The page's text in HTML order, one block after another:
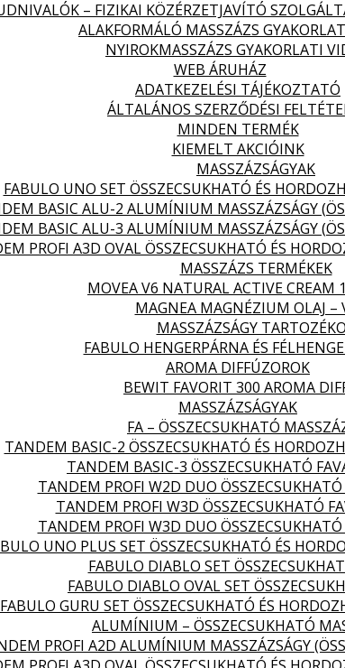
– FIZIKAI KÖZÉRZETJAVÍTÓ
ALAKFORMÁLÓ MASSZÁZS
NYIROKMASSZÁZS GYAKORLATI
WEB ÁRUHÁZ
ADATKEZELÉSI TÁJÉKOZTATÓ
ÁLTALÁNOS SZERZŐDÉSI
MINDEN TERMÉK
KIEMELT AKCIÓINK
MASSZÁZSÁGYAK
FABULO UNO SET ÖSSZECSUKHATÓ ÉS
BASIC ALU-2 ALUMÍNIUM MASSZÁZSÁGY
BASIC ALU-3 ALUMÍNIUM MASSZÁZSÁGY
PROFI A3D OVAL ÖSSZECSUKHATÓ ÉS
MASSZÁZS TERMÉKEK
MOVEA V6 NATURAL ACTIVE CREAM
MAGNEA MAGNÉZIUM OLAJ –
MASSZÁZSÁGY
FABULO HENGERPÁRNA ÉS
AROMA DIFFÚZOROK
BEWIT FAVORIT 300 AROMA
MASSZÁZSÁGYAK
FA – ÖSSZECSUKHATÓ
TANDEM BASIC-2 ÖSSZECSUKHATÓ ÉS
TANDEM BASIC-3 ÖSSZECSUKHATÓ
TANDEM PROFI W2D DUO ÖSSZECSUKHATÓ
TANDEM PROFI W3D ÖSSZECSUKHATÓ
TANDEM PROFI W3D DUO ÖSSZECSUKHATÓ
UNO PLUS SET ÖSSZECSUKHATÓ ÉS
FABULO DIABLO SET
FABULO DIABLO OVAL SET
FABULO GURU SET ÖSSZECSUKHATÓ ÉS
ALUMÍNIUM – ÖSSZECSUKHATÓ
PROFI A2D ALUMÍNIUM MASSZÁZSÁGY